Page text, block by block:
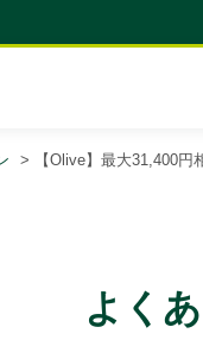
>
【Olive】最大31,400
よく